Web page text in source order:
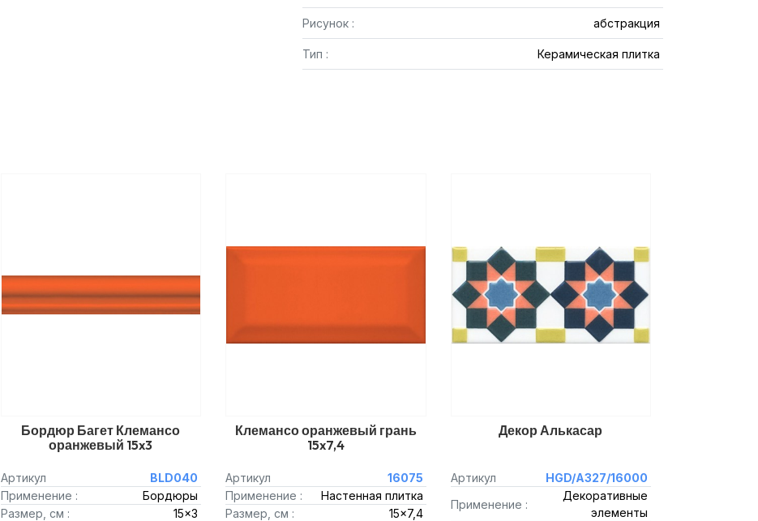
Рисунок : абстракция
Тип : Керамическая плитка
Бордюр Багет Клемансо
оранжевый 15x3
Артикул
BLD040
Применение :
Бордюры
Размер, см :
15x3
Клемансо оранжевый грань
15x7,4
Артикул
16075
Применение :
Настенная плитка
Размер, см :
15x7,4
Декор Алькасар
Артикул
HGD/A327/16000
Применение :
Декоративные
элементы